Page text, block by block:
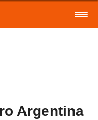
Argentina